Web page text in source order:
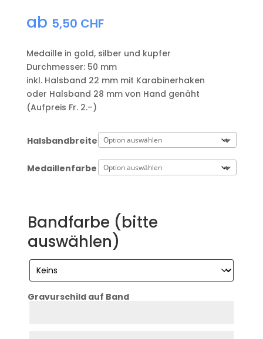
ab 5,50 CHF
Medaille in gold, silber und kupfer
​Durchmesser: 50 mm
​inkl. Halsband 22 mm mit Karabinerhaken
oder Halsband 28 mm von Hand genäht
(Aufpreis Fr. 2.–)
Halsbandbreite
Medaillenfarbe
Bandfarbe (bitte
auswählen)
Gravurschild auf Band